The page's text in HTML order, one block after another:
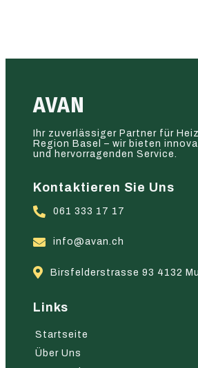
AVAN
Ihr zuverlässiger Partner für
Region Basel – wir bieten
und hervorragenden Service.
Kontaktieren Sie Uns
061 333 17 17
info@avan.ch
Birsfelderstrasse 93 4132
Links
Startseite
Über Uns